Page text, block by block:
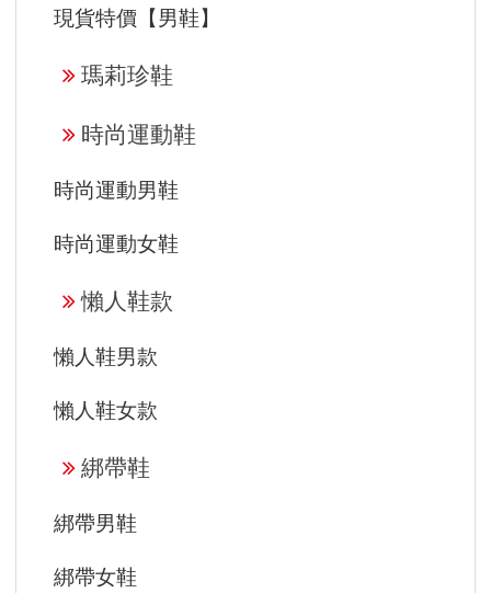
現貨特價【男鞋】
瑪莉珍鞋
時尚運動鞋
時尚運動男鞋
時尚運動女鞋
懶人鞋款
懶人鞋男款
懶人鞋女款
綁帶鞋
綁帶男鞋
綁帶女鞋